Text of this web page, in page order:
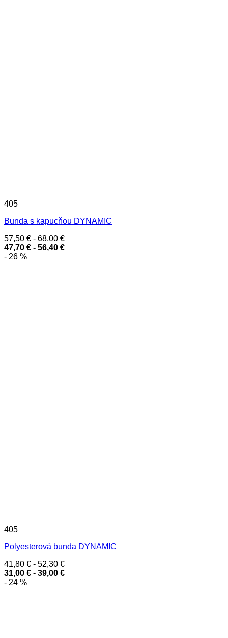
405
Bunda s kapucňou DYNAMIC
57,50 € - 68,00 €
47,70 € - 56,40 €
- 26 %
405
Polyesterová bunda DYNAMIC
41,80 € - 52,30 €
31,00 € - 39,00 €
- 24 %